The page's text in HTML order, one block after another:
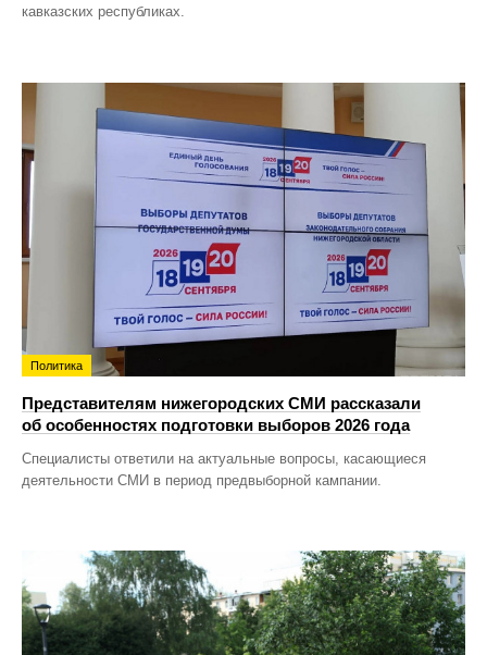
кавказских республиках.
Политика
Представителям нижегородских СМИ рассказали
об особенностях подготовки выборов 2026 года
Специалисты ответили на актуальные вопросы, касающиеся
деятельности СМИ в период предвыборной кампании.